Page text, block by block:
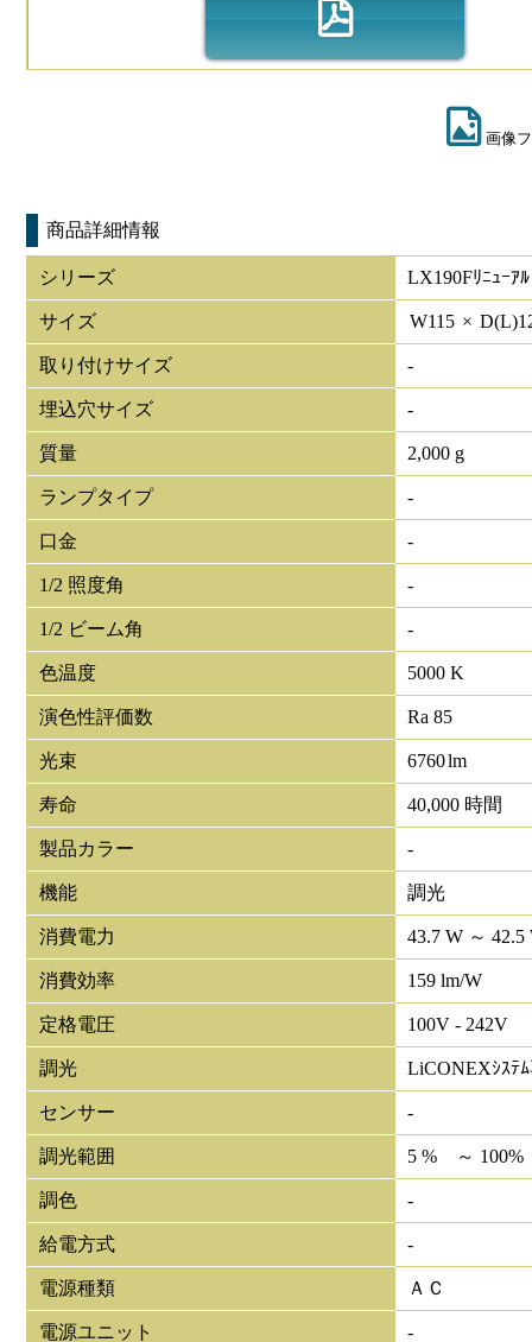
画像
商品詳細情報
シリーズ LX190Fﾘﾆｭｰｱﾙ
サイズ W115 × D(L)
取り付けサイズ -
埋込穴サイズ -
質量 2,000 g
ランプタイプ -
口金 -
1/2 照度角 -
1/2 ビーム角 -
色温度 5000 K
演色性評価数 Ra 85
光束 6760lm
寿命 40,000 時間
製品カラー -
機能 調光
消費電力 43.7 W ～ 42.5
消費効率 159 lm/W
定格電圧 100V - 242V
調光 LiCONEXｼｽﾃ
センサー -
調光範囲 5 % ～ 100%
調色 -
給電方式 -
電源種類 ＡＣ
電源ユニット -